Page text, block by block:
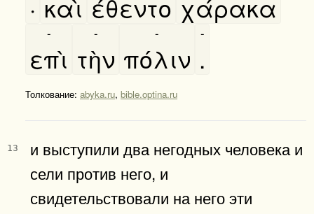
· καὶ έθεντο χάρακα
επὶ
-
τὴν
-
πόλιν
-
.
-
Толкование: abyka.ru, bible.optina.ru
13
и выступили два негодных человека и
сели против него, и
свидетельствовали на него эти